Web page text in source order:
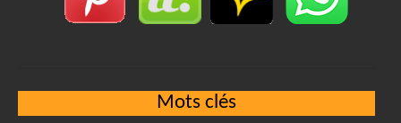
Mots clés